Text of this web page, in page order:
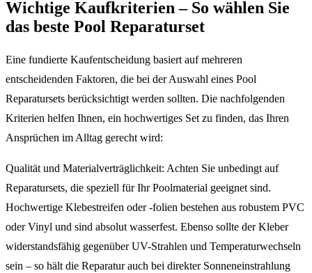
Wichtige Kaufkriterien – So wählen Sie
das beste Pool Reparaturset
Eine fundierte Kaufentscheidung basiert auf mehreren
entscheidenden Faktoren, die bei der Auswahl eines Pool
Reparatursets berücksichtigt werden sollten. Die nachfolgenden
Kriterien helfen Ihnen, ein hochwertiges Set zu finden, das Ihren
Ansprüchen im Alltag gerecht wird:
Qualität und Materialverträglichkeit: Achten Sie unbedingt auf
Reparatursets, die speziell für Ihr Poolmaterial geeignet sind.
Hochwertige Klebestreifen oder -folien bestehen aus robustem PVC
oder Vinyl und sind absolut wasserfest. Ebenso sollte der Kleber
widerstandsfähig gegenüber UV-Strahlen und Temperaturwechseln
sein – so hält die Reparatur auch bei direkter Sonneneinstrahlung